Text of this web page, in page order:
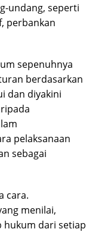
undang, seperti
perbankan
sepenuhnya
berdasarkan
dan diyakini
pelaksanaan
sebagai
cara.
menilai,
hukum dari setiap